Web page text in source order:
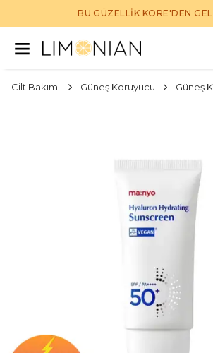
BU GÜZELLİK KORE'DEN
Cilt Bakımı Güneş Koruyucu Güneş